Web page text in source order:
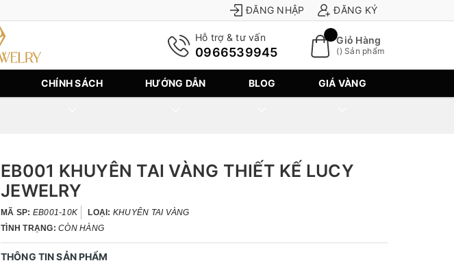
ĐĂNG NHẬP ĐĂNG KÝ
Hỗ trợ & tư vấn
0966539945
Giỏ Hàng
() Sản phẩm
CHÍNH SÁCH HƯỚNG DẪN BLOG GIÁ VÀNG
EB001 KHUYÊN TAI VÀNG THIẾT KẾ LUCY
JEWELRY
MÃ SP: EB001-10K LOẠI: KHUYÊN TAI VÀNG
TÌNH TRẠNG: CÒN HÀNG
THÔNG TIN SẢN PHẨM